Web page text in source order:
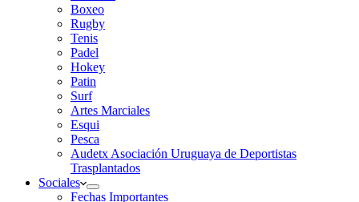
Boxeo
Rugby
Tenis
Padel
Hokey
Patin
Surf
Artes Marciales
Esqui
Pesca
Audetx Asociación Uruguaya de Deportistas
Trasplantados
Sociales
Fechas Importantes